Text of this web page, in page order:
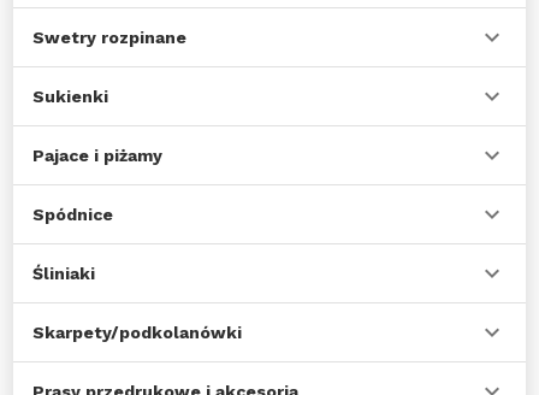
Swetry rozpinane
Sukienki
Pajace i piżamy
Spódnice
Śliniaki
Skarpety/podkolanówki